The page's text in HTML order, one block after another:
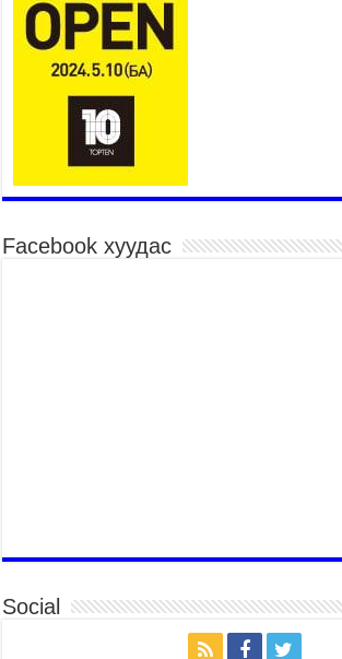
байдалд ажиллаж байна
2026 оны 7 сар 15 / 13 цаг 06 минут
Монгол адууны үнэ цэнийг дэлхийд сурталчлах
2026 оны 7 сар 15 / 11 цаг 51 минут
Шагайн харвааны насанд хүрэгчдийн багийн
төрөлд 106 багийн 848 харваач өрсөлдөж,
шилдгүүд шалгарав
161 ажилтан, 27 техниктэй ажиллаж байна
Наадмын амралтын өдрүүдэд нийслэлийн эрүүл
мэндийн байгууллагууд дараах хуваарийн дагуу
Facebook хуудас
Social